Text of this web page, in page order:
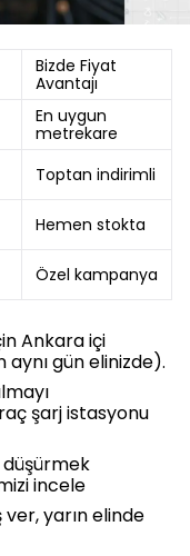
Bizde Fiyat
Avantajı
En uygun
metrekare
Toptan indirimli
Hemen stokta
Özel kampanya
Ankara içi
aynı gün elinizde).
şarj istasyonu
incele
yarın elinde